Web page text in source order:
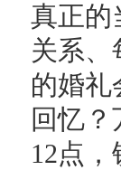
真正的
关系、
的婚礼
回忆
12点